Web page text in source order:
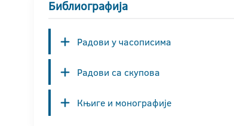
Библиографија
Радови у часописима
Радови са скупова
Књиге и монографије